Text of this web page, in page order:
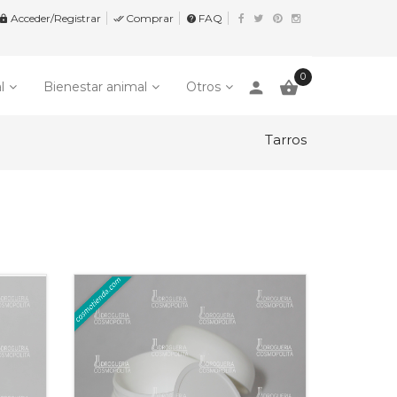
 Acceder/Registrar  Comprar help FAQ
Bienestar animal Otros person 
0
Tarros